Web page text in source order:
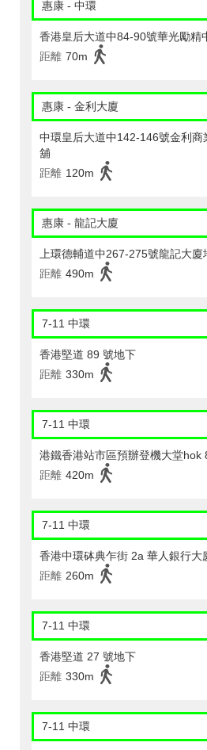
惠康 - 中環
香港皇后大道中84-90號華光勵精
距離 70m
惠康 - 金利大廈
中環皇后大道中142-146號金利
舖
距離 120m
惠康 - 龍記大廈
上環德輔道中267-275號龍記大廈
距離 490m
7-11 中環
香港堅道 89 號地下
距離 330m
7-11 中環
港鐵香港站市區預辦登機大堂hok
距離 420m
7-11 中環
香港中環砵典乍街 2a 華人銀行大
距離 260m
7-11 中環
香港堅道 27 號地下
距離 330m
7-11 中環